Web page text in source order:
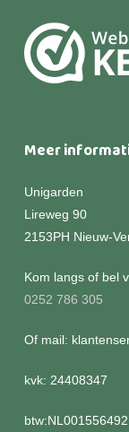
Meer
Unigarden
Lireweg 90
2153PH Nieuw-
Kom langs of bel
0252 786 305
Of mail:
kvk: 24408347